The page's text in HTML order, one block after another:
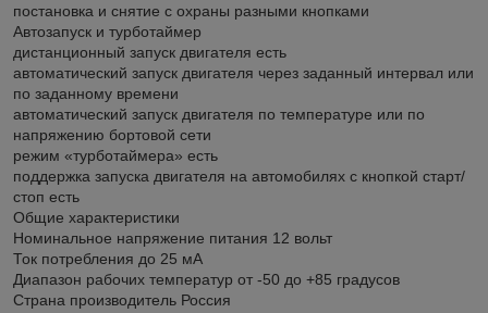
постановка и снятие с охраны разными кнопками
Автозапуск и турботаймер
дистанционный запуск двигателя есть
автоматический запуск двигателя через заданный интервал или
по заданному времени
автоматический запуск двигателя по температуре или по
напряжению бортовой сети
режим «турботаймера» есть
поддержка запуска двигателя на автомобилях с кнопкой старт/
стоп есть
Общие характеристики
Номинальное напряжение питания 12 вольт
Ток потребления до 25 мА
Диапазон рабочих температур от -50 до +85 градусов
Страна производитель Россия